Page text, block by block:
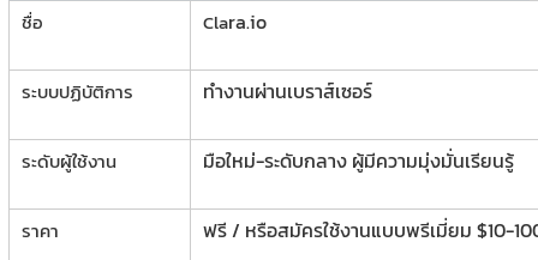
ชื่อ Clara.io
ระบบปฏิบัติการ ทำงานผ่านเบราส์เซอร์
ระดับผู้ใช้งาน มือใหม่-ระดับกลาง ผู้มีความมุ่งมั่นเรียนรู้
ราคา ฟรี / หรือสมัครใช้งานแบบพรีเมี่ยม $10-